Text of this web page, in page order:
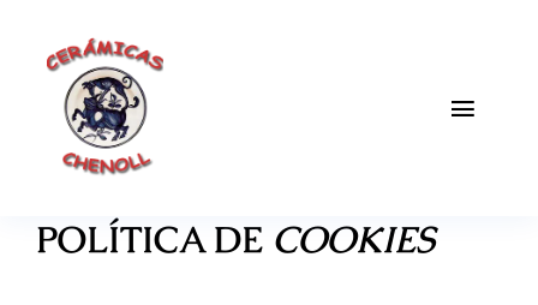
contenido
Toggle
Galeria
POLÍTICA DE COOKIES